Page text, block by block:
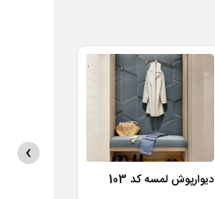
دیوارپوش لمسه کد 103
›